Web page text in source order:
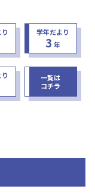
学年だより
3 年
一覧は
コチラ